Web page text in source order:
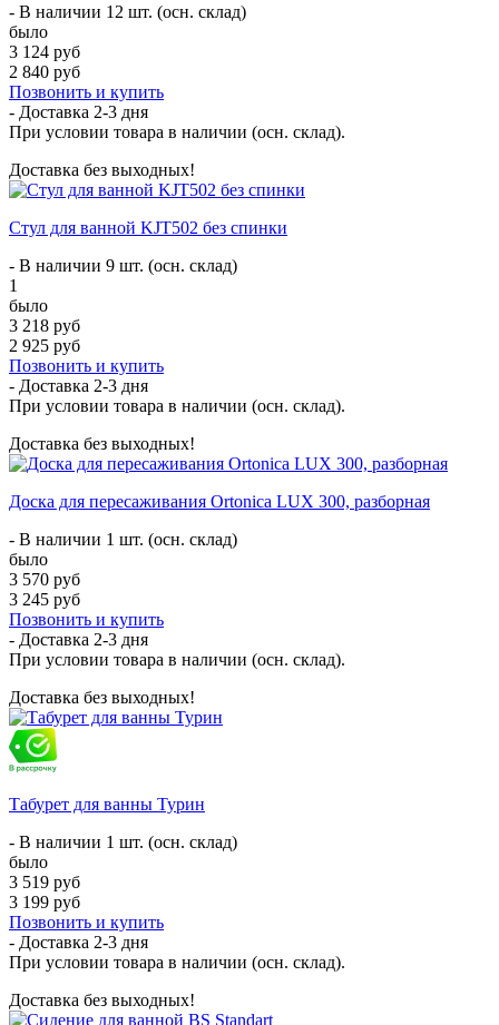
- В наличии 12 шт. (осн. склад)
было
3 124 руб
2 840 руб
Позвонить и купить
- Доставка 2-3 дня
При условии товара в наличии (осн. склад).
Доставка без выходных!
Стул для ванной KJT502 без спинки
- В наличии 9 шт. (осн. склад)
1
было
3 218 руб
2 925 руб
Позвонить и купить
- Доставка 2-3 дня
При условии товара в наличии (осн. склад).
Доставка без выходных!
​​Доска для пересаживания Ortonica LUX 300, разборная
- В наличии 1 шт. (осн. склад)
было
3 570 руб
3 245 руб
Позвонить и купить
- Доставка 2-3 дня
При условии товара в наличии (осн. склад).
Доставка без выходных!
Табурет для ванны Турин
- В наличии 1 шт. (осн. склад)
было
3 519 руб
3 199 руб
Позвонить и купить
- Доставка 2-3 дня
При условии товара в наличии (осн. склад).
Доставка без выходных!